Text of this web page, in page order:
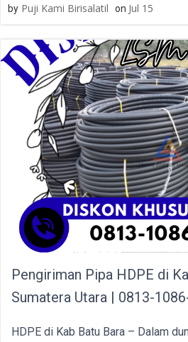
by Puji Kami Birisalatil on Jul 15
Pengiriman Pipa HDPE di
Sumatera Utara | 0813-
HDPE di Kab Batu Bara – Dalam